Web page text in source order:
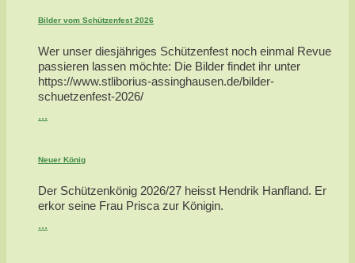
Bilder vom Schützenfest 2026
Wer unser diesjähriges Schützenfest noch einmal Revue
passieren lassen möchte: Die Bilder findet ihr unter
https://www.stliborius-assinghausen.de/bilder-
schuetzenfest-2026/
...
Neuer König
Der Schützenkönig 2026/27 heisst Hendrik Hanfland. Er
erkor seine Frau Prisca zur Königin.
...